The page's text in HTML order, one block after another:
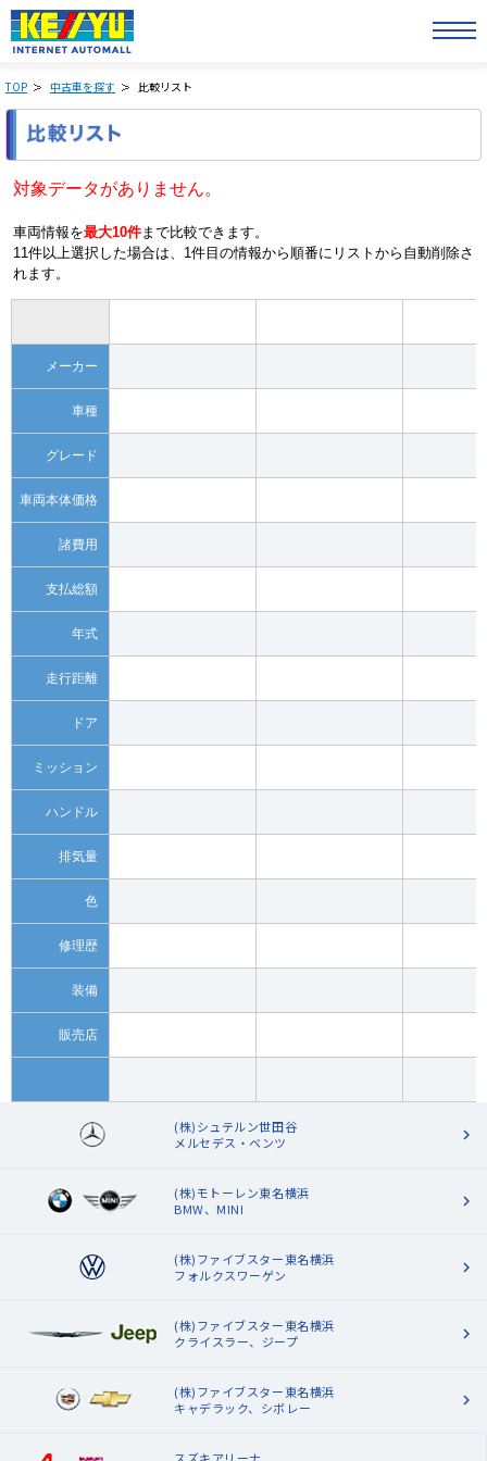
TOP 中古車を探す 比較リスト
対象データがありません。
車両情報を最大10件まで比較できます。
11件以上選択した場合は、1件目の情報から順番にリストから自動削除さ
れます。
メーカー
車種
グレード
車両本体価格
諸費用
支払総額
年式
走行距離
ドア
ミッション
ハンドル
排気量
色
修理歴
装備
販売店
(株)シュテルン世田谷
メルセデス・ベンツ
(株)モトーレン東名横浜
BMW、MINI
(株)ファイブスター東名横浜
フォルクスワーゲン
(株)ファイブスター東名横浜
クライスラー、ジープ
(株)ファイブスター東名横浜
キャデラック、シボレー